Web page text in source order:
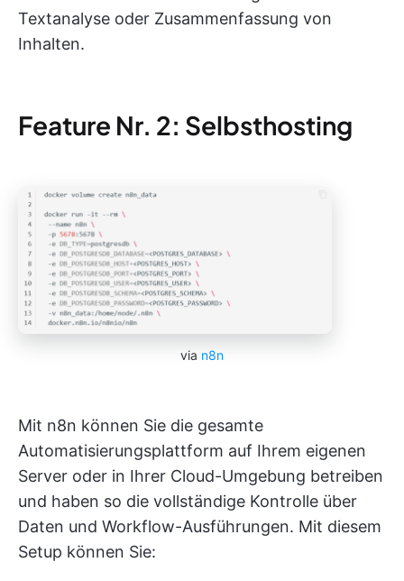
Textanalyse oder Zusammenfassung von
Inhalten.
Feature Nr. 2: Selbsthosting
via n8n
Mit n8n können Sie die gesamte
Automatisierungsplattform auf Ihrem eigenen
Server oder in Ihrer Cloud-Umgebung betreiben
und haben so die vollständige Kontrolle über
Daten und Workflow-Ausführungen. Mit diesem
Setup können Sie: